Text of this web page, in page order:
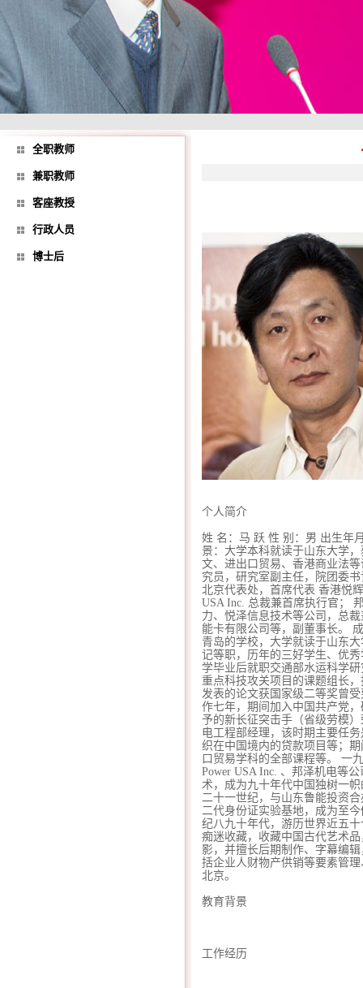
全职教师
兼职教师
客座教授
行政人员
博士后
个人简介
姓 名：马 跃 性 别：男 出生年
景：大学本科就读于山东大学
文、进出口贸易、香港商业法
究员，研究室副主任，院团委
北京代表处，首席代表 香港悦
USA Inc. 总裁兼首席执行官；
力、悦泽信息技术等公司，总
能卡有限公司等，副董事长。
青岛的学校，大学就读于山东
记等职，历年的三好学生、优
学毕业后就职交通部水运科学
重点科技攻关项目的课题组长
发表的论文获国家级二等奖曾
作七年，期间加入中国共产党
予的新长征突击手（省级劳模
电工程部经理，该时期主要任
织在中国境内的贷款项目等；
口贸易学科的全部课程等。 一
Power USA Inc. 、邦泽机电等
术，成为九十年代中国独树一
二十一世纪，与山东鲁能投资
二代身份证实验基地，成为至
纪八九十年代，游历世界近五
痴迷收藏，收藏中国古代艺术
影，并擅长后期制作、字幕编
括企业人财物产供销等要素管
北京。
教育背景
工作经历